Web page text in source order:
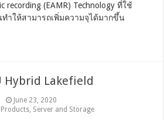
recording (EAMR) Technology ที่ใช้
ำให้สามารถเพิ่มความจุได้มากขึ้น
Hybrid Lakefield
June 23, 2020
Products, Server and Storage